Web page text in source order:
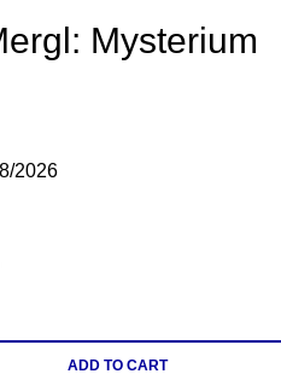
Mysterium
2026
ADD TO CART